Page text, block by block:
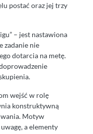
postać oraz jej trzy
– jest nastawiona
zadanie nie
dotarcia na metę.
wejść w rolę
konstruktywną
Motyw
a elementy